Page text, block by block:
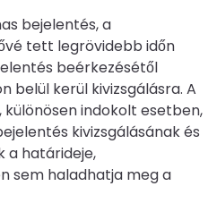
bejelentés, a
tett legrövidebb időn
beérkezésétől
belül kerül kivizsgálásra. A
indokolt esetben,
kivizsgálásának és
a határideje,
sem haladhatja meg a